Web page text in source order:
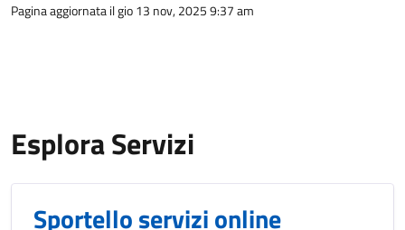
Pagina aggiornata il gio 13 nov, 2025 9:37 am
Esplora Servizi
Sportello servizi online